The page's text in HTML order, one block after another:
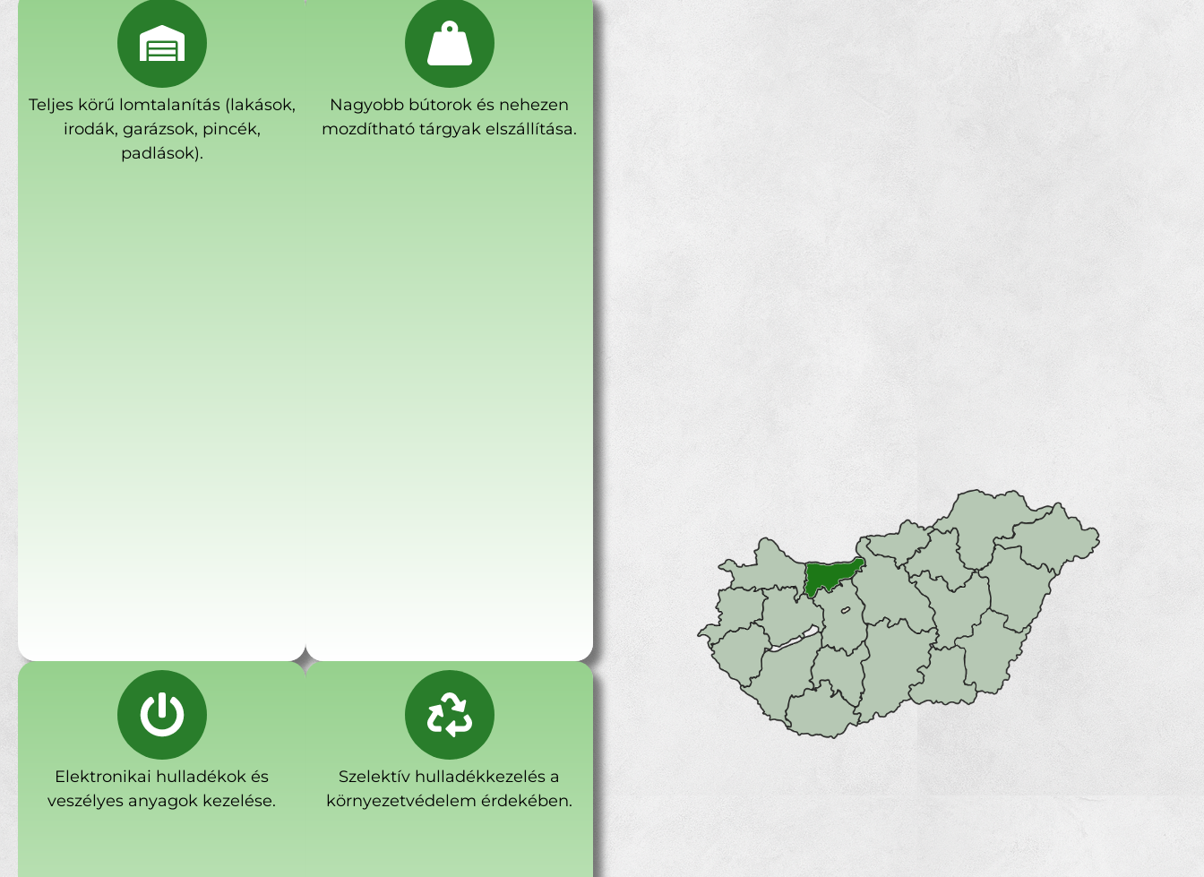
Teljes körű lomtalanítás (lakások,
irodák, garázsok, pincék,
padlások).
Nagyobb bútorok és nehezen
mozdítható tárgyak elszállítása.
Elektronikai hulladékok és
veszélyes anyagok kezelése.
Szelektív hulladékkezelés a
környezetvédelem érdekében.